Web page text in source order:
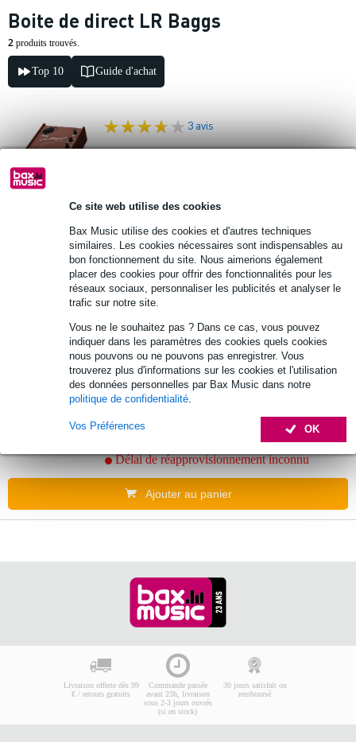
Ce site web utilise des cookies
Bax Music utilise des cookies et d'autres techniques
similaires. Les cookies nécessaires sont indispensables au
bon fonctionnement du site. Nous aimerions également
placer des cookies pour offrir des fonctionnalités pour les
réseaux sociaux, personnaliser les publicités et analyser le
trafic sur notre site.
Vous ne le souhaitez pas ? Dans ce cas, vous pouvez
indiquer dans les paramètres des cookies quels cookies
nous pouvons ou ne pouvons pas enregistrer. Vous
trouverez plus d'informations sur les cookies et l'utilisation
des données personnelles par Bax Music dans notre
politique de confidentialité.
OK
Vos Préférences
Boite de direct LR Baggs
2 produits trouvés.
Top 10 Guide d'achat
3 avis
En stock
Également en stock dans1 magasin
Ajouter au panier
1 avis
LR Baggs Align Series Active DI
Prix public
Délai de réapprovisionnement inconnu
Ajouter au panier
Livraison offerte dès 99
€ / retours gratuits
Commande passée
avant 23h, livraison
sous 2-3 jours ouvrés
(si en stock)
30 jours satisfait ou
remboursé